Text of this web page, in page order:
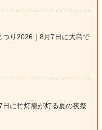
つり2026｜8月7日に大島で
に竹灯籠が灯る夏の夜祭